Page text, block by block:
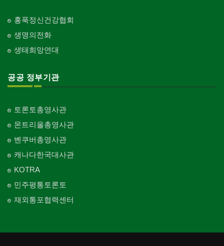
홍푹정신건강협회
생명의전화
생태희망연대
공공 정부기관
토론토총영사관
몬트리올총영사관
벤쿠버총영사관
캐나다한국대사관
KOTRA
민주평통토론토
재외통포협력센터